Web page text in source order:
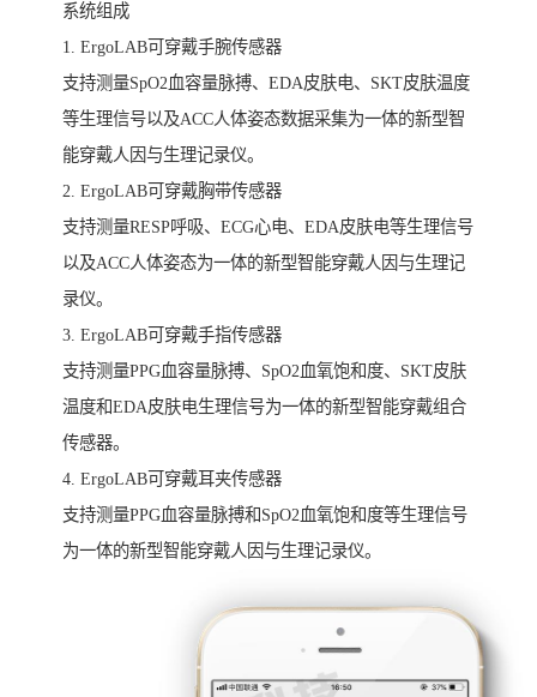
系统组成
1. ErgoLAB可穿戴手腕传感器
支持测量SpO2血容量脉搏、EDA皮肤电、SKT皮肤温度
等生理信号以及ACC人体姿态数据采集为一体的新型智
能穿戴人因与生理记录仪。
2. ErgoLAB可穿戴胸带传感器
支持测量RESP呼吸、ECG心电、EDA皮肤电等生理信号
以及ACC人体姿态为一体的新型智能穿戴人因与生理记
录仪。
3. ErgoLAB可穿戴手指传感器
支持测量PPG血容量脉搏、SpO2血氧饱和度、SKT皮肤
温度和EDA皮肤电生理信号为一体的新型智能穿戴组合
传感器。
4. ErgoLAB可穿戴耳夹传感器
支持测量PPG血容量脉搏和SpO2血氧饱和度等生理信号
为一体的新型智能穿戴人因与生理记录仪。